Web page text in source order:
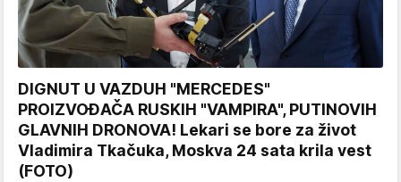
DIGNUT U VAZDUH "MERCEDES"
PROIZVOĐAČA RUSKIH "VAMPIRA", PUTINOVIH
GLAVNIH DRONOVA! Lekari se bore za život
Vladimira Tkačuka, Moskva 24 sata krila vest
(FOTO)